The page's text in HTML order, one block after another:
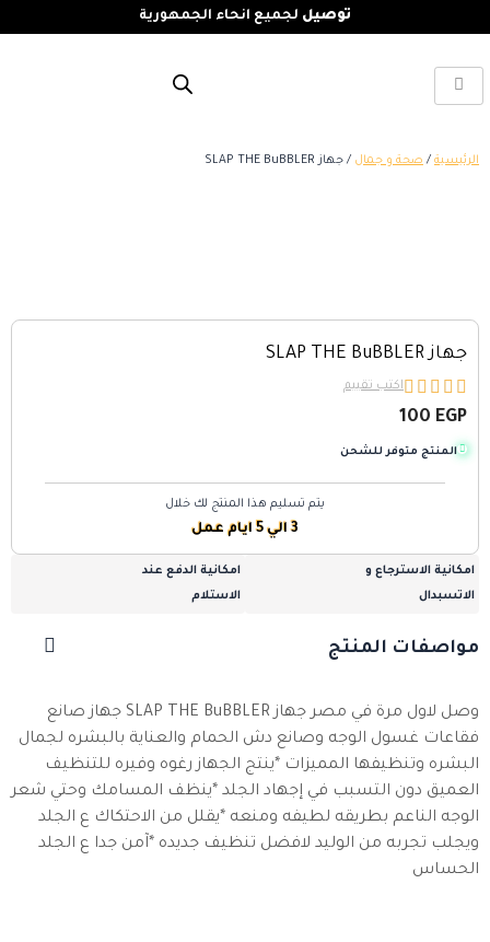
توصيل لجميع انحاء الجمهورية
الرئيسية / صحة و جمال / جهاز SLAP THE BuBBLER
جهاز SLAP THE BuBBLER




اكتب تقييم
100 EGP
المنتج متوفر للشحن
يتم تسليم هذا المنتج لك خلال
3 الي 5 ايام عمل
امكانية الاسترجاع و
الاتسبدال
امكانية الدفع عند
الاستلام
مواصفات المنتج
وصل لاول مرة في مصر جهاز SLAP THE BuBBLER جهاز صانع
فقاعات غسول الوجه وصانع دش الحمام والعناية بالبشره لجمال
البشره وتنظيفها المميزات *ينتج الجهاز رغوه وفيره للتنظيف
العميق دون التسبب في إجهاد الجلد *ينظف المسامك وحتي شعر
الوجه الناعم بطريقه لطيفه ومنعه *يقلل من الاحتكاك ع الجلد
ويجلب تجربه من الوليد لافضل تنظيف جديده *آمن جدا ع الجلد
الحساس